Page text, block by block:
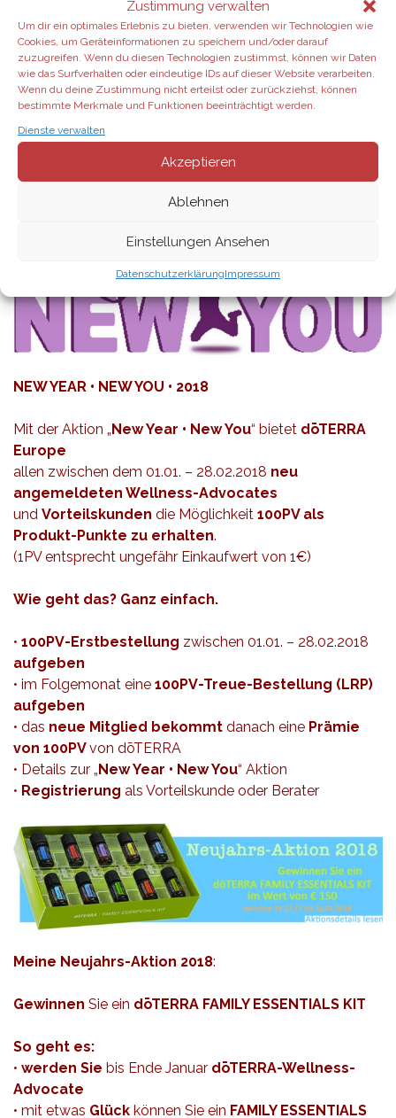
Zustimmung verwalten
Um dir ein optimales Erlebnis zu bieten, verwenden wir Technologien wie
Cookies, um Geräteinformationen zu speichern und/oder darauf
zuzugreifen. Wenn du diesen Technologien zustimmst, können wir Daten
wie das Surfverhalten oder eindeutige IDs auf dieser Website verarbeiten.
Wenn du deine Zustimmung nicht erteilst oder zurückziehst, können
bestimmte Merkmale und Funktionen beeinträchtigt werden.
Dienste verwalten
Akzeptieren
Ablehnen
Einstellungen Ansehen
DatenschutzerklärungImpressum
Gemüse, SuperfrüchtenunddōTERRA CPTG
ätherischen Ölen.
• liefertwichtige Nährstoffe
• unterstützt eingesundes Immunsystem
• unterstützt eingesundes Verdauungssystem
• unterstützt die
natürliche Inhaltsstoffe
•weitere Infos
bestellen
NEW YEAR • NEW YOU • 2018
Mit der Aktion „New Year • New You“ bietet dōTERRA
Europe
allen zwischen dem 01.01. – 28.02.2018 neu
angemeldeten Wellness-Advocates
und Vorteilskunden die Möglichkeit 100PV als
Produkt-Punkte zu erhalten.
(1PV entsprecht ungefähr Einkaufwert von 1€)
Wie geht das? Ganz einfach.
• 100PV-Erstbestellung zwischen 01.01. – 28.02.2018
aufgeben
• im Folgemonat eine 100PV-Treue-Bestellung (LRP)
aufgeben
• das neue Mitglied bekommt danach eine Prämie
von 100PVvon dōTERRA
• Details zur „New Year • New You“ Aktion
• Registrierung als Vorteilskunde oder Berater
Meine Neujahrs-Aktion 2018:
Gewinnen Sie ein dōTERRA FAMILY ESSENTIALS KIT
So geht es:
• werden Sie bis Ende Januar dōTERRA-Wellness-
Advocate
• mit etwas Glück können Sie ein FAMILY ESSENTIALS